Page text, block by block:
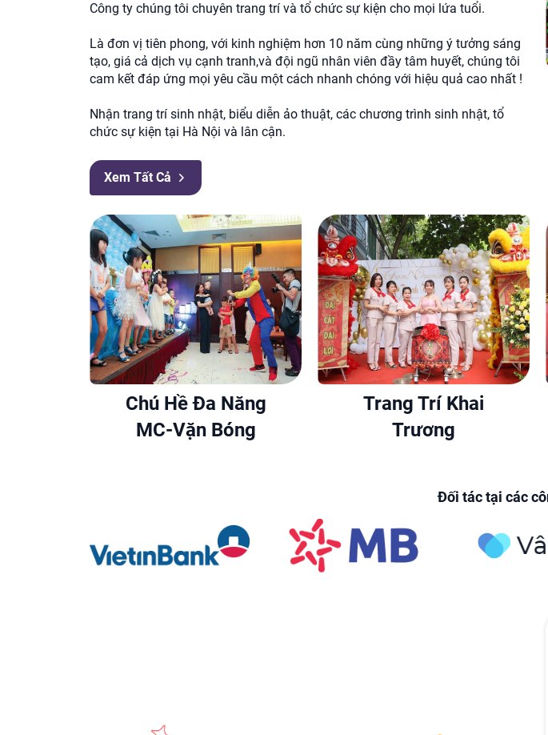
Công ty chúng tôi chuyên trang trí và tổ chức sự kiện cho mọi lứa tuổi.
Là đơn vị tiên phong, với kinh nghiệm hơn 10 năm cùng những ý tưởng sáng
tạo, giá cả dịch vụ cạnh tranh,và đội ngũ nhân viên đầy tâm huyết, chúng tôi
cam kết đáp ứng mọi yêu cầu một cách nhanh chóng với hiệu quả cao nhất !
Nhận trang trí sinh nhật, biểu diễn ảo thuật, các chương trình sinh nhật, tổ
chức sự kiện tại Hà Nội và lân cận.
Xem Tất Cả
Chú Hề Đa Năng
MC-Vặn Bóng
Trang Trí Khai
Trương
Đối tác tại các